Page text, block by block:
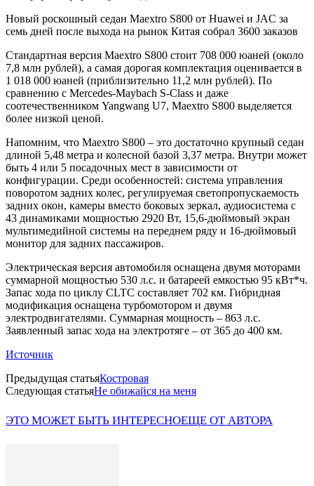
Новый роскошный седан Maextro S800 от Huawei и JAC за
семь дней после выхода на рынок Китая собрал 3600 заказов
Стандартная версия Maextro S800 стоит 708 000 юаней (около
7,8 млн рублей), а самая дорогая комплектация оценивается в
1 018 000 юаней (приблизительно 11,2 млн рублей). По
сравнению с Mercedes-Maybach S-Class и даже
соотечественником Yangwang U7, Maextro S800 выделяется
более низкой ценой.
Напомним, что Maextro S800 – это достаточно крупный седан
длиной 5,48 метра и колесной базой 3,37 метра. Внутри может
быть 4 или 5 посадочных мест в зависимости от
конфигурации. Среди особенностей: система управления
поворотом задних колес, регулируемая светопропускаемость
задних окон, камеры вместо боковых зеркал, аудиосистема с
43 динамиками мощностью 2920 Вт, 15,6-дюймовый экран
мультимедийной системы на переднем ряду и 16-дюймовый
монитор для задних пассажиров.
Электрическая версия автомобиля оснащена двумя моторами
суммарной мощностью 530 л.с. и батареей емкостью 95 кВт*ч.
Запас хода по циклу CLTC составляет 702 км. Гибридная
модификация оснащена турбомотором и двумя
электродвигателями. Суммарная мощность – 863 л.с.
Заявленный запас хода на электротяге – от 365 до 400 км.
Источник
Предыдущая статьяКостровая
Следующая статьяНе обижайся на меня
ЭТО МОЖЕТ БЫТЬ ИНТЕРЕСНОЕЩЕ ОТ АВТОРА